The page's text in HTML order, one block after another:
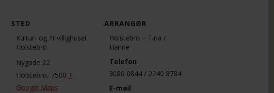
STED
Kultur- og Frivillighuset
Holstebro
Nygade 22
Holstebro, 7500 +
Google Maps
ARRANGØR
Holstebro – Tina /
Hanne
Telefon
3086 0844 / 2240 8784
E-mail